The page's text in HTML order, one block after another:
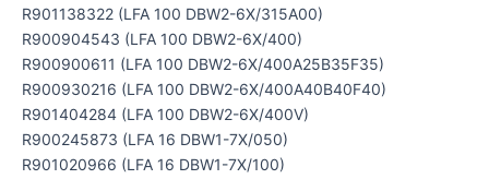
R901138322 (LFA 100 DBW2-6X/315A00)
R900904543 (LFA 100 DBW2-6X/400)
R900900611 (LFA 100 DBW2-6X/400A25B35F35)
R900930216 (LFA 100 DBW2-6X/400A40B40F40)
R901404284 (LFA 100 DBW2-6X/400V)
R900245873 (LFA 16 DBW1-7X/050)
R901020966 (LFA 16 DBW1-7X/100)